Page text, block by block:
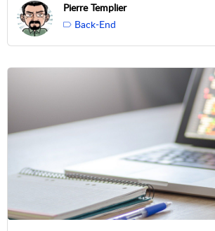
Pierre Templier
Back-End